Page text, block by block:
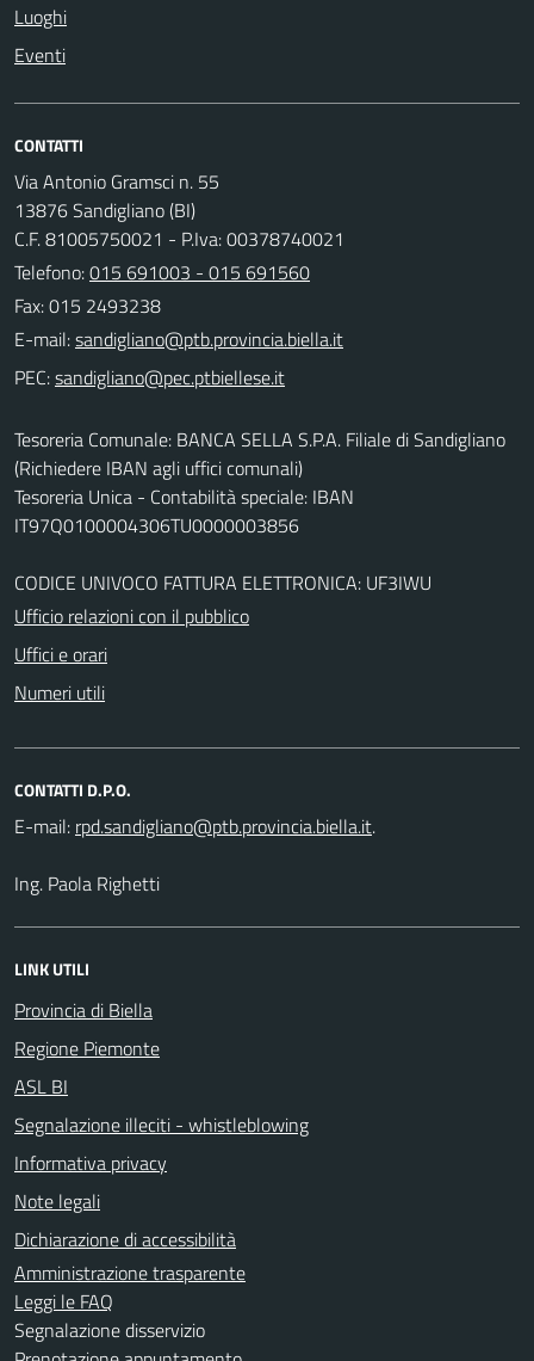
Luoghi
Eventi
CONTATTI
Via Antonio Gramsci n. 55
13876 Sandigliano (BI)
C.F. 81005750021 - P.Iva: 00378740021
Telefono:015 691003 - 015 691560
Fax: 015 2493238
E-mail:
PEC:
Tesoreria Comunale: BANCA SELLA S.P.A. Filiale di Sandigliano
(Richiedere IBAN agli uffici comunali)
Tesoreria Unica - Contabilità speciale: IBAN
IT97Q0100004306TU0000003856
CODICE UNIVOCO FATTURA ELETTRONICA: UF3IWU
Ufficio relazioni con il pubblico
Uffici e orari
Numeri utili
CONTATTI D.P.O.
E-mail:
.
Ing. Paola Righetti
LINK UTILI
Provincia di Biella
Regione Piemonte
ASL BI
Segnalazione illeciti - whistleblowing
Informativa privacy
Note legali
Dichiarazione di accessibilità
Amministrazione trasparente
Leggi le FAQ
Segnalazione disservizio